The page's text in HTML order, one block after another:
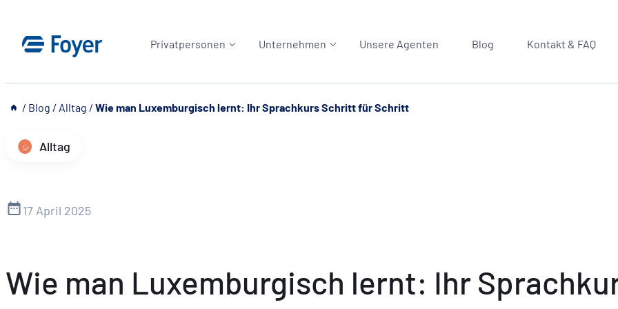
springen
Privatpersonen Unternehmen Unsere Agenten Blog Kontakt & FAQ
__ / Blog / Alltag / Wie man Luxemburgisch lernt: Ihr Sprachkurs Schritt für Schritt
Alltag
17 April 2025
Wie man Luxemburgisch lernt: Ihr